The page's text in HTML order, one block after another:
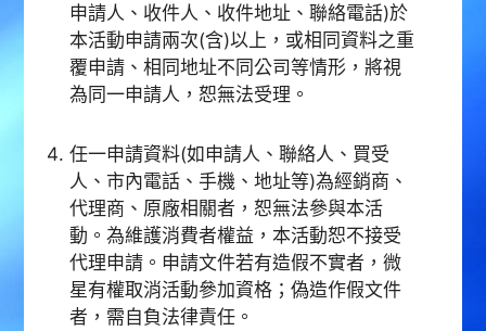
申請人、收件人、收件地址、聯絡電話)於
本活動申請兩次(含)以上，或相同資料之重
覆申請、相同地址不同公司等情形，將視
為同一申請人，恕無法受理。
任一申請資料(如申請人、聯絡人、買受
人、市內電話、手機、地址等)為經銷商、
代理商、原廠相關者，恕無法參與本活
動。為維護消費者權益，本活動恕不接受
代理申請。申請文件若有造假不實者，微
星有權取消活動參加資格；偽造作假文件
者，需自負法律責任。